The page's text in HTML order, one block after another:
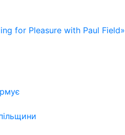
for Pleasure with Paul Field»